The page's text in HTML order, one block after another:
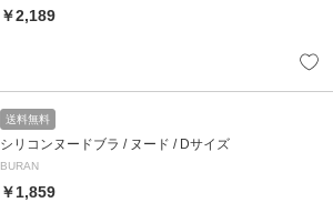
￥2,189
送料無料
シリコンヌードブラ / ヌード / Dサイズ
BURAN
￥1,859